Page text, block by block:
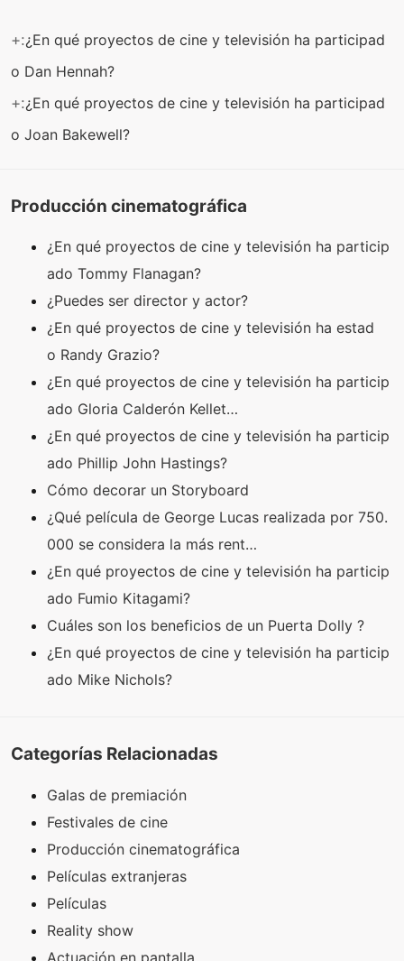
+:¿En qué proyectos de cine y televisión ha participad
o Dan Hennah?
+:¿En qué proyectos de cine y televisión ha participad
o Joan Bakewell?
Producción cinematográfica
¿En qué proyectos de cine y televisión ha particip
ado Tommy Flanagan?
¿Puedes ser director y actor?
¿En qué proyectos de cine y televisión ha estad
o Randy Grazio?
¿En qué proyectos de cine y televisión ha particip
ado Gloria Calderón Kellet…
¿En qué proyectos de cine y televisión ha particip
ado Phillip John Hastings?
Cómo decorar un Storyboard
¿Qué película de George Lucas realizada por 750.
000 se considera la más rent…
¿En qué proyectos de cine y televisión ha particip
ado Fumio Kitagami?
Cuáles son los beneficios de un Puerta Dolly ?
¿En qué proyectos de cine y televisión ha particip
ado Mike Nichols?
Categorías Relacionadas
Galas de premiación
Festivales de cine
Producción cinematográfica
Películas extranjeras
Películas
Reality show
Actuación en pantalla